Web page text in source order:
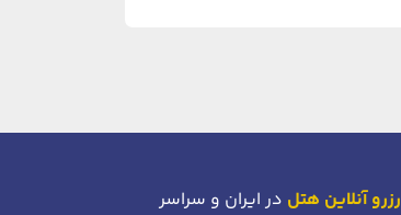
رزرو آنلاین هتل در ایران و سراسر